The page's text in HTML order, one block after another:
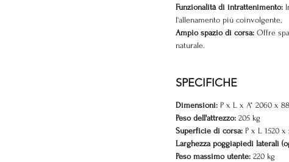
Funzionalità di intrattenimento:
l'allenamento più coinvolgente.
Ampio spazio di corsa: Offre
naturale.
SPECIFICHE
Dimensioni: P x L x A* 2060 x
Peso dell'attrezzo: 205 kg
Superficie di corsa: P x L 1520 x
Larghezza poggiapiedi laterali
Peso massimo utente: 220 kg